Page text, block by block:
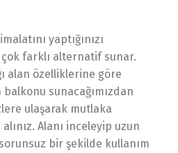
yaptığınızı
farklı alternatif sunar.
alan özelliklerine göre
sunacağımızdan
ulaşarak mutlaka
Alanı inceleyip uzun
bir şekilde kullanım